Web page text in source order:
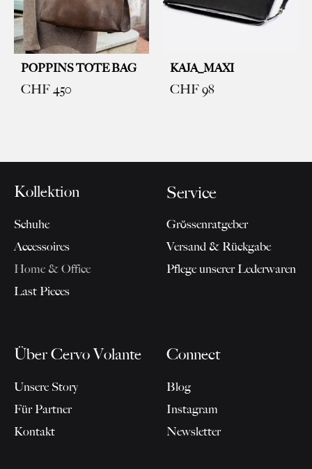
POPPINS TOTE BAG
CHF450
KAJA_MAXI
CHF98
Kollektion
Schuhe
Accessoires
Home & Office
Last Pieces
Service
Grössenratgeber
Versand & Rückgabe
Pflege unserer Lederwaren
Über Cervo Volante
Unsere Story
Für Partner
Kontakt
Connect
Blog
Instagram
Newsletter